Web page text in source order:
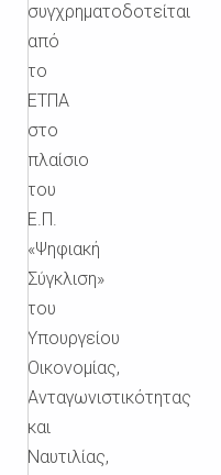
συγχρηματοδοτείται
από
το
ΕΤΠΑ
στο
πλαίσιο
του
Ε.Π.
«Ψηφιακή
Σύγκλιση»
του
Υπουργείου
Οικονομίας,
Ανταγωνιστικότητας
και
Ναυτιλίας,